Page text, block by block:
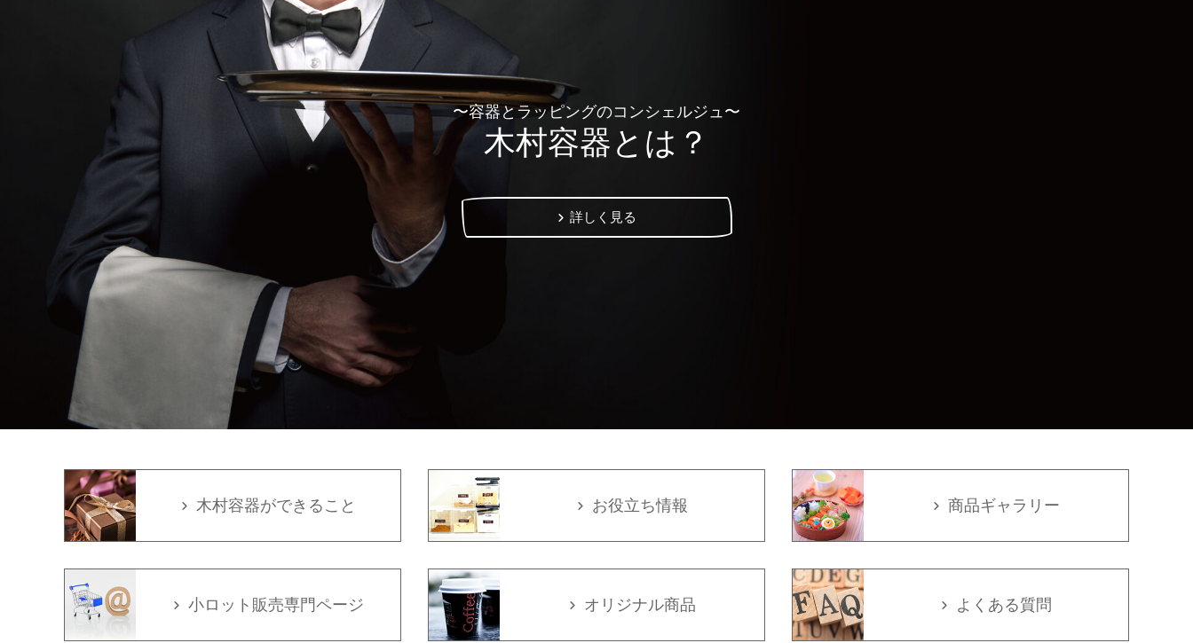
〜容器とラッピングのコンシェルジュ〜
木村容器とは？
詳しく見る
木村容器ができること お役立ち情報 商品ギャラリー
小ロット販売専門ページ オリジナル商品 よくある質問